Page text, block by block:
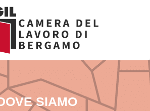
SIAMO